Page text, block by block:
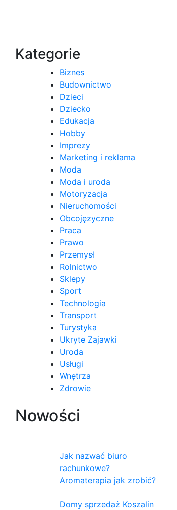
Kategorie
Biznes
Budownictwo
Dzieci
Dziecko
Edukacja
Hobby
Imprezy
Marketing i reklama
Moda
Moda i uroda
Motoryzacja
Nieruchomości
Obcojęzyczne
Praca
Prawo
Przemysł
Rolnictwo
Sklepy
Sport
Technologia
Transport
Turystyka
Ukryte Zajawki
Uroda
Usługi
Wnętrza
Zdrowie
Nowości
Jak nazwać biuro
rachunkowe?
Aromaterapia jak zrobić?
Domy sprzedaż Koszalin